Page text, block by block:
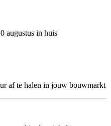
augustus in huis
af te halen in jouw bouwmarkt